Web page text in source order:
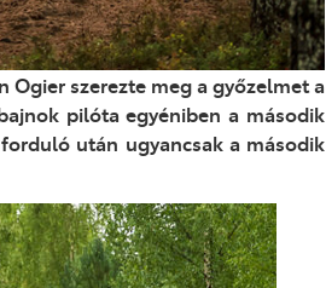
Ogier szerezte mega győzelmet a
pilóta egyéniben a második
után ugyancsak a második